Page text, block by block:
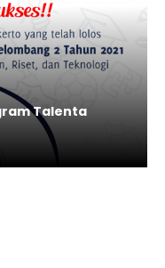
Talenta